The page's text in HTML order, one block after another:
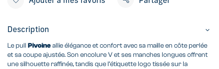
Description
Le pull Pivoineallie élégance et confort avec sa maille en côte perlée
et sa coupe ajustée. Son encolure V et ses manches longues offrent
une silhouette raffinée, tandis que l’étiquette logo tissée sur la